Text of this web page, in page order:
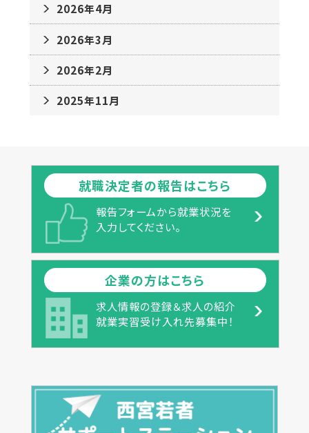
2026年4月
2026年3月
2026年2月
2025年11月
就職決定者の報告はこちら
報告フォームから就業状況を
入力してください。
企業の方はこちら
求人情報の登録＆求人の紹介
就業実習受け入れ先募集中！